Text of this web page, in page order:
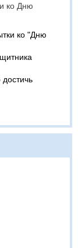
ко Дню
ко "Дню